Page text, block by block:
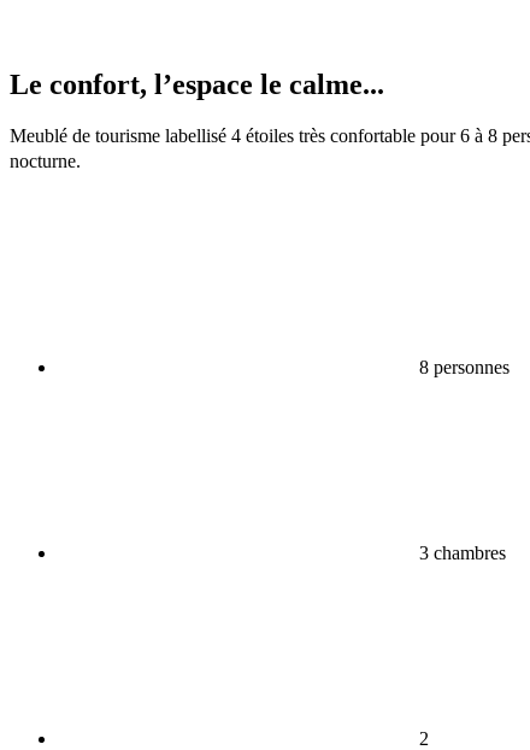
Le confort, l’espace le calme...
Meublé de tourisme labellisé 4 étoiles très confortable pour 6 à 8
nocturne.
8 personnes
3 chambres
2